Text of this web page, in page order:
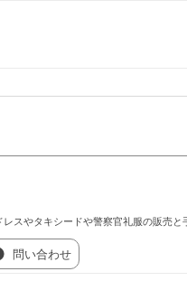
スやタキシードや警察官礼服の販売と
問い合わせ